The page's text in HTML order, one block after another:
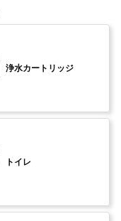
浄水カートリッジ
トイレ